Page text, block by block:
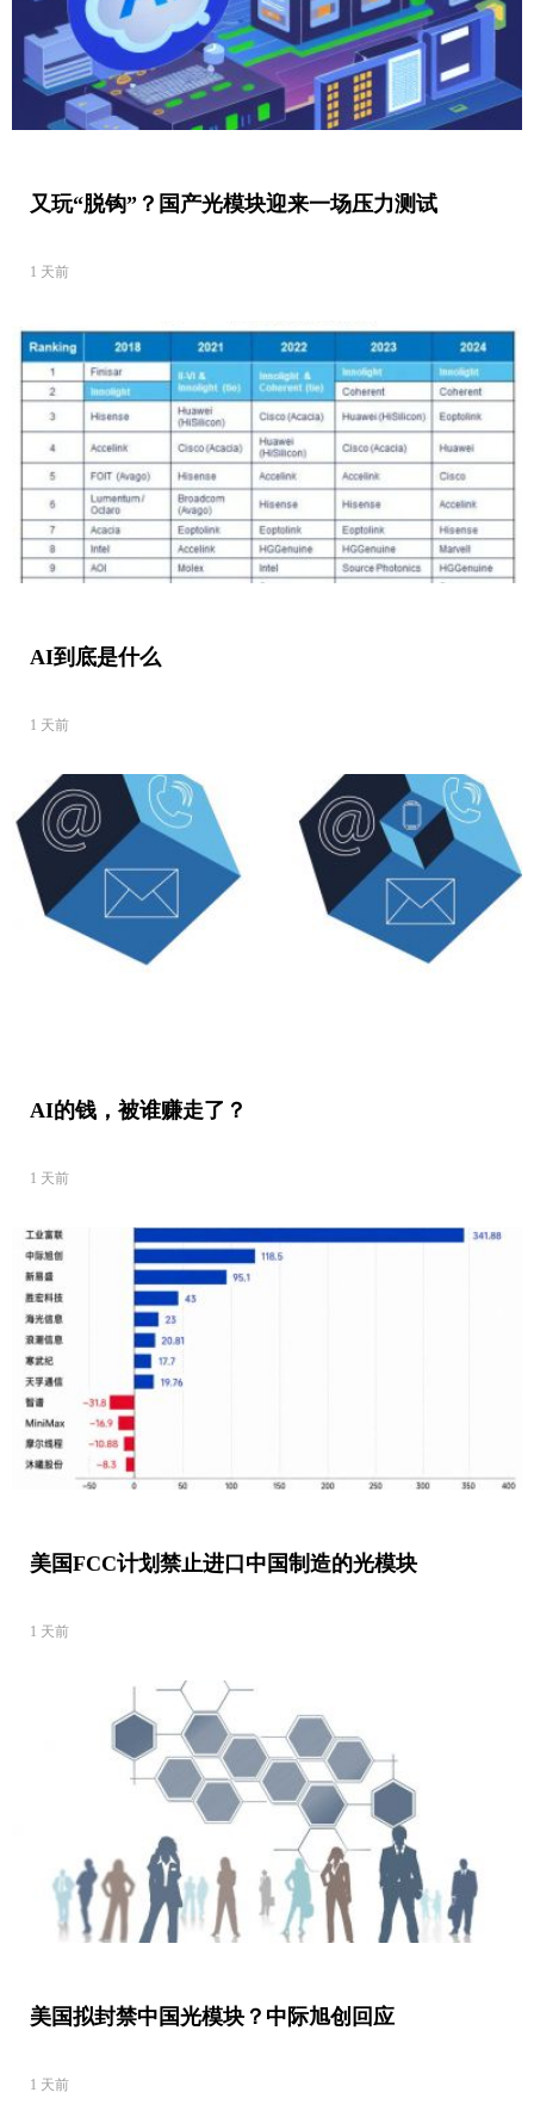
又玩“脱钩”？国产光模块迎来一场压力测试
1 天前
AI到底是什么
1 天前
AI的钱，被谁赚走了？
1 天前
美国FCC计划禁止进口中国制造的光模块
1 天前
美国拟封禁中国光模块？中际旭创回应
1 天前